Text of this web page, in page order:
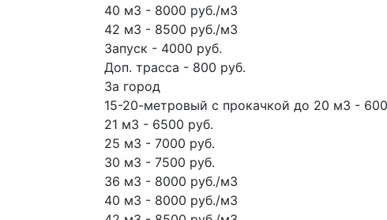
40 м3 - 8000 руб./м3
42 м3 - 8500 руб./м3
Запуск - 4000 руб.
Доп. трасса - 800 руб.
За город
15-20-метровый с прокачкой до 20 м3 -
21 м3 - 6500 руб.
25 м3 - 7000 руб.
30 м3 - 7500 руб.
36 м3 - 8000 руб./м3
40 м3 - 8000 руб./м3